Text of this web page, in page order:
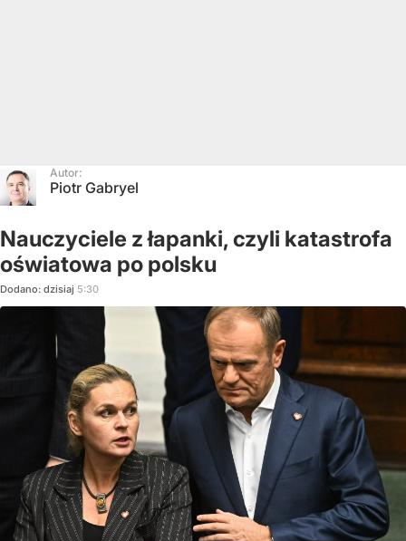
Autor:
Piotr Gabryel
Nauczyciele z łapanki, czyli katastrofa
oświatowa po polsku
Dodano: dzisiaj 5:30